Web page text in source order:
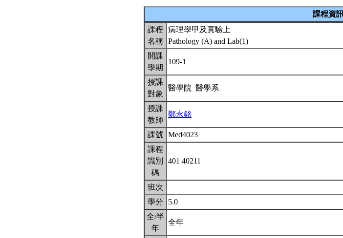
課程資
課程
名稱
病理學甲及實驗上
Pathology (A) and Lab(1)
開課
學期
109-1
授課
對象
醫學院 醫學系
授課
教師
鄭永銘
課號
Med4023
課程
識別
碼
401 40211
班次
學分
5.0
全/半
年
全年